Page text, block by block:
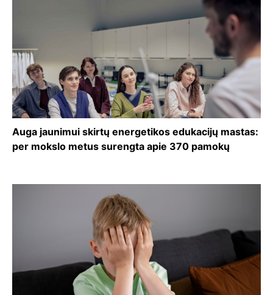
Auga jaunimui skirtų energetikos edukacijų mastas:
per mokslo metus surengta apie 370 pamokų